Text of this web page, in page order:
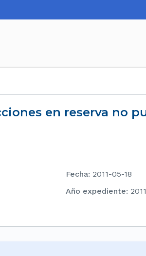
Fecha: 2011-05-18
Año expediente: 2011